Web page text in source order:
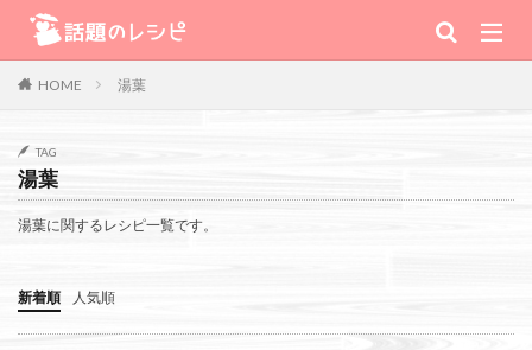
HOME 湯葉
TAG
湯葉
湯葉に関するレシピ一覧です。
新着順 人気順
キーワード
TV番組
Warning: Use of undefined constant 番組 - assumed '番組' (this will
throw an Error in a future version of PHP) in